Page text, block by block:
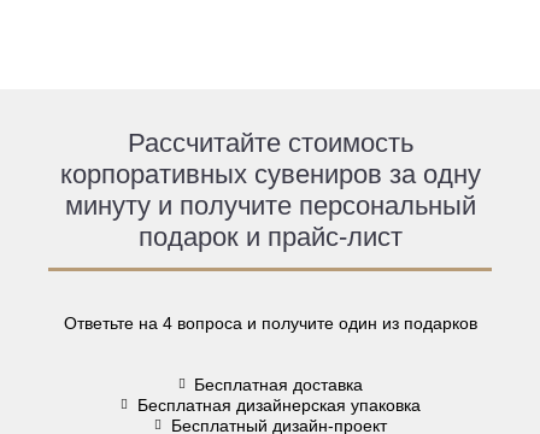
Рассчитайте стоимость
корпоративных сувениров за одну
минуту и получите персональный
подарок и прайс-лист
Ответьте на 4 вопроса и получите один из подарков
Бесплатная доставка
Бесплатная дизайнерская упаковка
Бесплатный дизайн-проект